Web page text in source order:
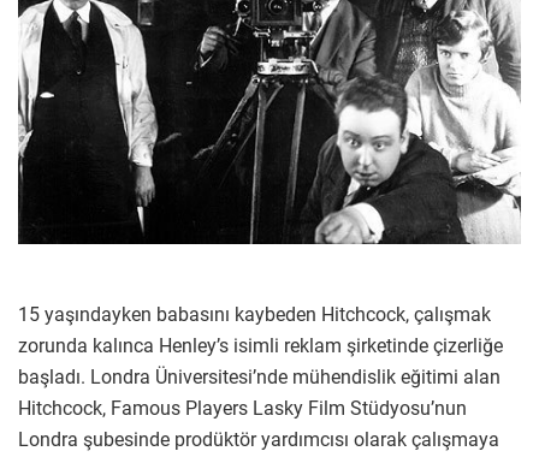
15 yaşındayken babasını kaybeden Hitchcock, çalışmak
zorunda kalınca Henley’s isimli reklam şirketinde çizerliğe
başladı. Londra Üniversitesi’nde mühendislik eğitimi alan
Hitchcock, Famous Players Lasky Film Stüdyosu’nun
Londra şubesinde prodüktör yardımcısı olarak çalışmaya